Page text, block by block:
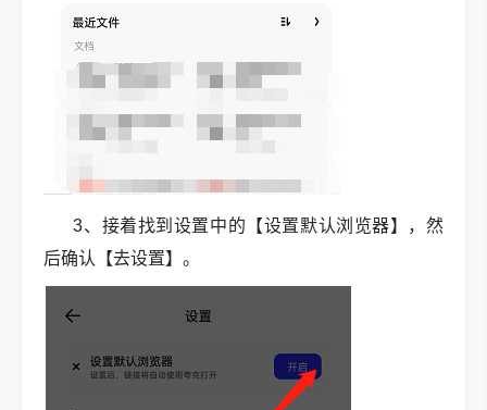
3、接着找到设置中的【设置默认浏览器】，然
后确认【去设置】。